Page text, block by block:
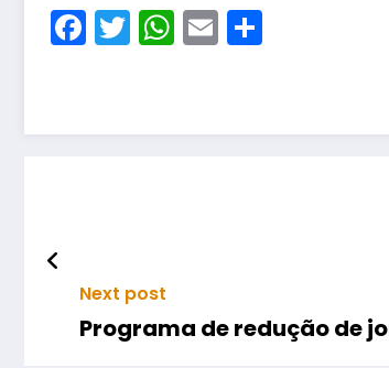
Facebook
Twitter
WhatsApp
Email
Next post
Programa de redução de